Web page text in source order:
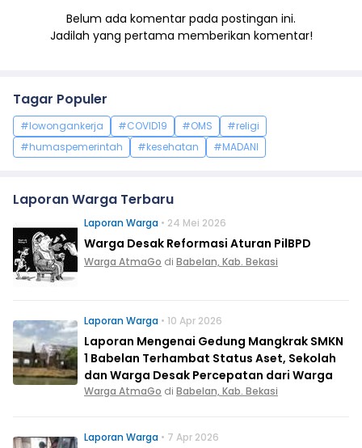
Belum ada komentar pada postingan ini.
Jadilah yang pertama memberikan komentar!
Tagar Populer
#lowongankerja #COVID19 #OMS
#religi
#humaspemerintah
#kesehatan #MADANI
Laporan Warga Terbaru
Laporan Warga • 24 Mei 2026
Warga Desak Reformasi Aturan PilBPD
Warga AtmaGo di Babelan, Kab. Bekasi
Laporan Warga • 10 Apr 2026
Laporan Mengenai Gedung Mangkrak SMKN
1 Babelan Terhambat Status Aset, Sekolah
dan Warga Desak Percepatan dari Warga
Warga AtmaGo di Babelan, Kab. Bekasi
Laporan Warga • 7 Apr 2026